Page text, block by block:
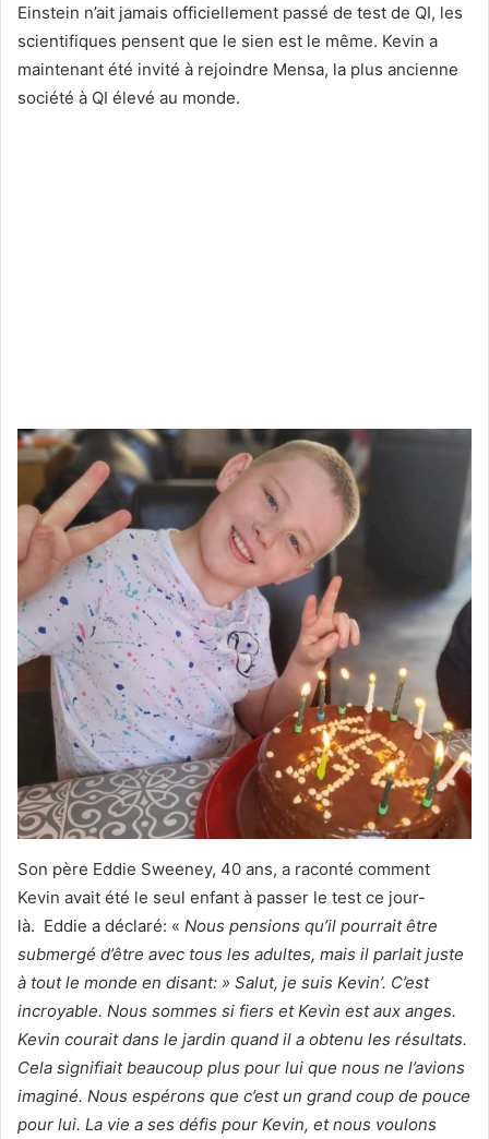
Einstein n’ait jamais officiellement passé de test de QI, les
scientifiques pensent que le sien est le même. Kevin a
maintenant été invité à rejoindre Mensa, la plus ancienne
société à QI élevé au monde.
Son père Eddie Sweeney, 40 ans, a raconté comment
Kevin avait été le seul enfant à passer le test ce jour-
là. Eddie a déclaré: « Nous pensions qu’il pourrait être
submergé d’être avec tous les adultes, mais il parlait juste
à tout le monde en disant: » Salut, je suis Kevin’. C’est
incroyable. Nous sommes si fiers et Kevin est aux anges.
Kevin courait dans le jardin quand il a obtenu les résultats.
Cela signifiait beaucoup plus pour lui que nous ne l’avions
imaginé. Nous espérons que c’est un grand coup de pouce
pour lui. La vie a ses défis pour Kevin, et nous voulons